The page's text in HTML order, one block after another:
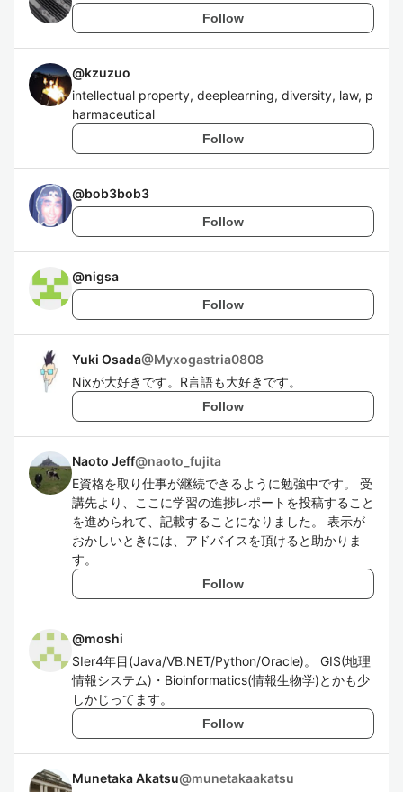
Follow
@kzuzuo
intellectual property, deeplearning, diversity, law, p
harmaceutical
Follow
@bob3bob3
Follow
@nigsa
Follow
Yuki Osada@Myxogastria0808
Nixが大好きです。R言語も大好きです。
Follow
Naoto Jeff@naoto_fujita
E資格を取り仕事が継続できるように勉強中です。 受
講先より、ここに学習の進捗レポートを投稿すること
を進められて、記載することになりました。 表示が
おかしいときには、アドバイスを頂けると助かりま
す。
Follow
@moshi
SIer4年目(Java/VB.NET/Python/Oracle)。 GIS(地理
情報システム)・Bioinformatics(情報生物学)とかも少
しかじってます。
Follow
Munetaka Akatsu@munetakaakatsu